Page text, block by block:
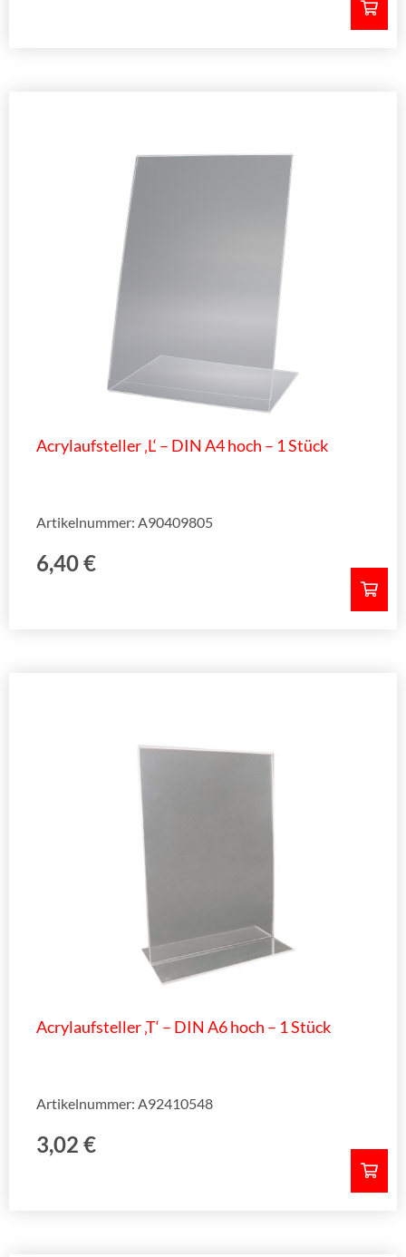
Acrylaufsteller ‚L‘ – DIN A4 hoch – 1 Stück
6,40€
Artikelnummer: A90409805
Acrylaufsteller ‚T‘ – DIN A6 hoch – 1 Stück
3,02 €
Artikelnummer: A92410548